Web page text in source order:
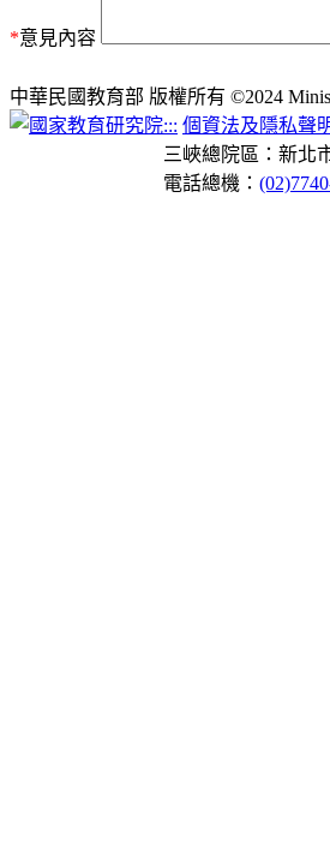
*意見內容
中華民國教育部 版權所有 ©2024
::: 個資法及隱私聲
三峽總院區：新北
電話總機：